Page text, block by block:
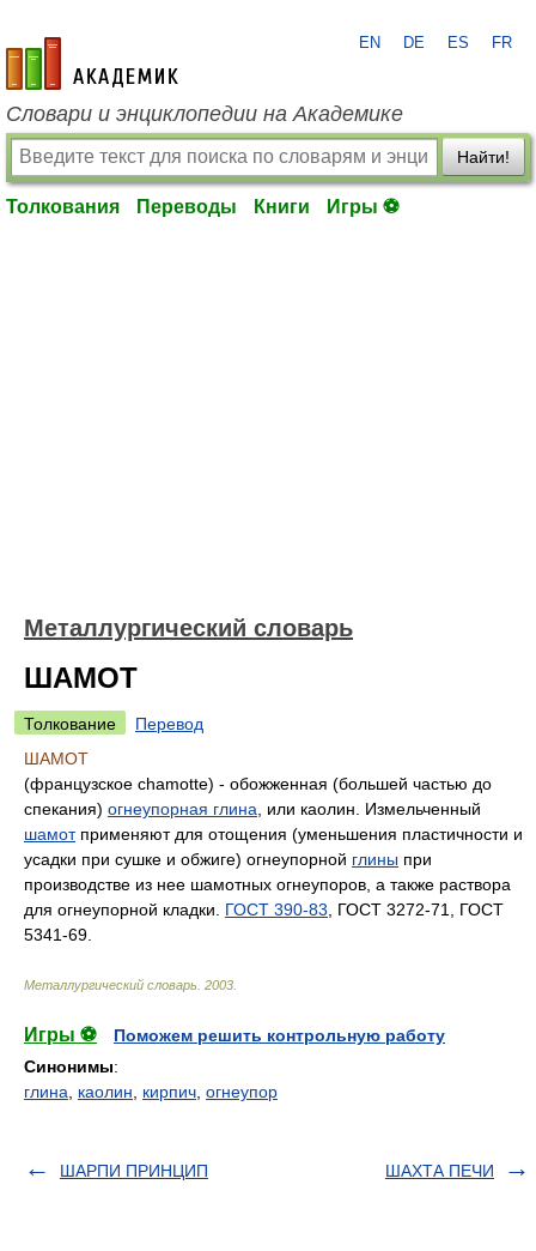
academic.ru
EN DE ES FR
Словари и энциклопедии на Академике
Найти!
Толкования Переводы Книги Игры ⚽
Металлургический словарь
ШАМОТ
Толкование
Перевод
ШАМОТ
(французское chamotte) - обожженная (большей частью до
спекания) огнеупорная глина , или каолин. Измельченный
шамотприменяют для отощения (уменьшения пластичности и
усадки при сушке и обжиге) огнеупорной глины при
производстве из нее шамотных огнеупоров, а также раствора
для огнеупорной кладки. ГОСТ 390-83 , ГОСТ 3272-71, ГОСТ
5341-69.
Металлургический словарь 2003
Игры ⚽
Поможем решить контрольную работу
Синонимы:
глина
каолин кирпич огнеупор
ШАРПИ ПРИНЦИП ШАХТА ПЕЧИ